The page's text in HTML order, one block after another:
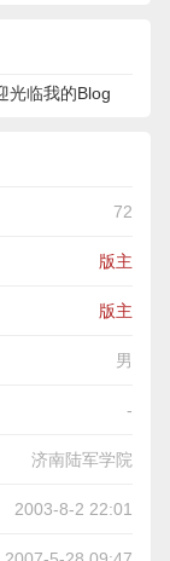
光临我的Blog
72
版主
版主
男
-
济南陆军学院
2003-8-2 22:01